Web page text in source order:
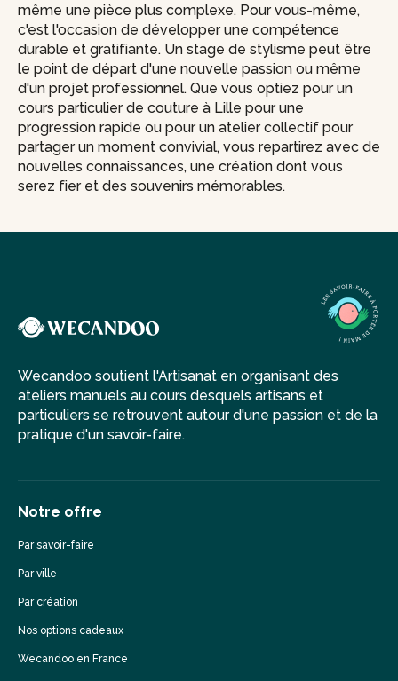
même une pièce plus complexe. Pour vous-même,
c'est l'occasion de développer une compétence
durable et gratifiante. Un stage de stylisme peut être
le point de départ d'une nouvelle passion ou même
d'un projet professionnel. Que vous optiez pour un
cours particulier de couture à Lille pour une
progression rapide ou pour un atelier collectif pour
partager un moment convivial, vous repartirez avec de
nouvelles connaissances, une création dont vous
serez fier et des souvenirs mémorables.
Wecandoo soutient l'Artisanat en organisant des
ateliers manuels au cours desquels artisans et
particuliers se retrouvent autour d'une passion et de la
pratique d'un savoir-faire.
Notre offre
Par savoir-faire
Par ville
Par création
Nos options cadeaux
Wecandoo en France